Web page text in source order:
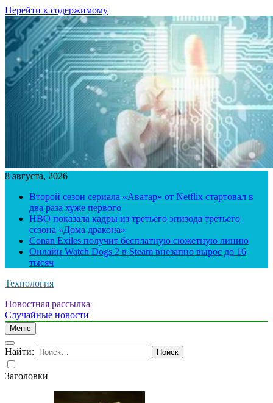
Перейти к содержимому
8 августа, 2026
Второй сезон сериала «Аватар» от Netflix стартовал в
два раза хуже первого
HBO показала кадры из третьего эпизода третьего
сезона «Дома дракона»
Conan Exiles получит бесплатную сюжетную линию
Онлайн Watch Dogs 2 в Steam внезапно вырос до 16
тысяч
Технология
Новостная рассылка
Случайные новости
Меню
Найти:
Заголовки